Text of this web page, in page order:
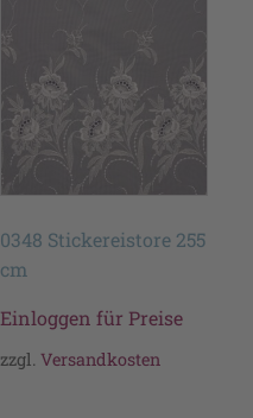
0348 Stickereistore 255
cm
Einloggen für Preise
zzgl.Versandkosten